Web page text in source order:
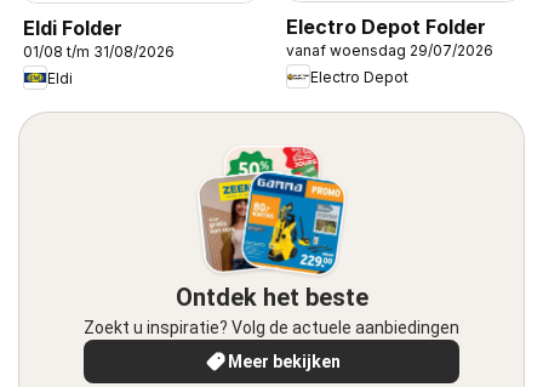
Eldi Folder
01/08 t/m 31/08/2026
Eldi
Electro Depot Folder
vanaf woensdag 29/07/2026
Electro Depot
Ontdek het beste
Zoekt u inspiratie? Volg de actuele aanbiedingen
Meer bekijken